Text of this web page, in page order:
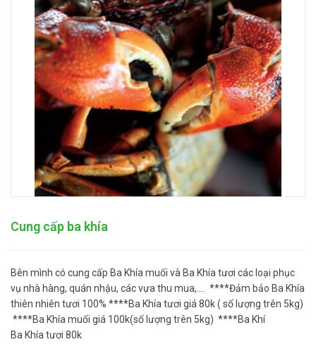
Cung cấp ba khía
Bên mình có cung cấp Ba Khía muối và Ba Khía tươi các loại phục
vụ nhà hàng, quán nhậu, các vựa thu mua,.... ****Đảm bảo Ba Khía
thiên nhiên tươi 100% ****Ba Khía tươi giá 80k ( số lượng trên 5kg)
****Ba Khía muối giá 100k(số lượng trên 5kg) ****Ba Khí
Ba Khía tươi 80k